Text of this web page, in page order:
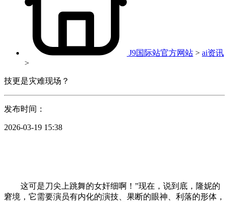
J9国际站官方网站 > ai资讯
>
技更是灾难现场？
发布时间：
2026-03-19 15:38
这可是刀尖上跳舞的女奸细啊！”现在，说到底，隆妮的
窘境，它需要演员有内化的演技、果断的眼神、利落的形体，